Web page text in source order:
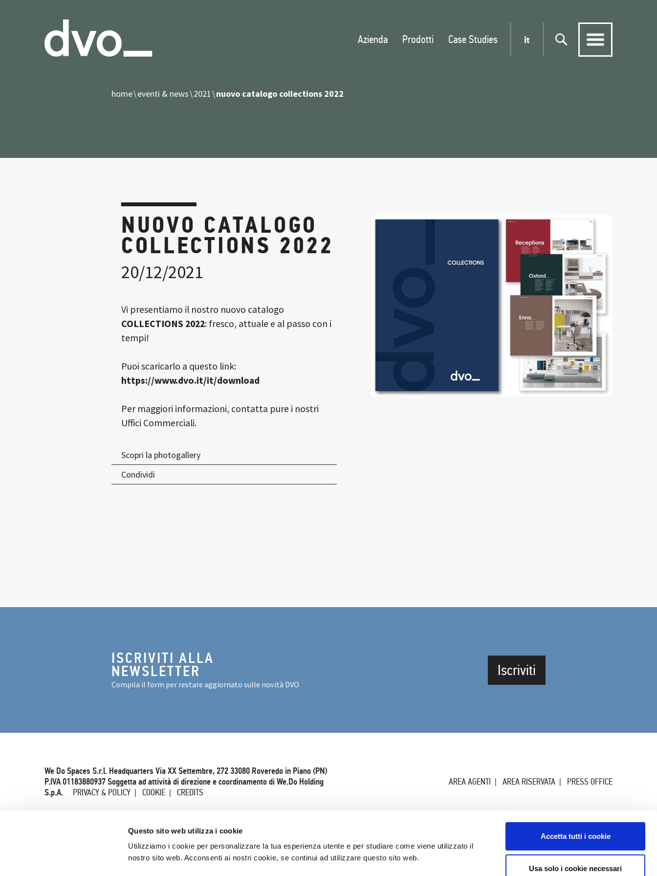
Questo sito web utilizza i cookie
Utilizziamo i cookie per personalizzare la tua esperienza utente e per studiare come viene utilizzato il
nostro sito web. Acconsenti ai nostri cookie, se continui ad utilizzare questo sito web.
Accetta tutti i cookie
Usa solo i cookie necessari
Azienda Prodotti Case Studies it
home eventi & news 2021 nuovo catalogo collections 2022
NUOVO CATALOGO
COLLECTIONS 2022
20/12/2021
Vi presentiamo il nostro nuovo catalogo
COLLECTIONS 2022: fresco, attuale e al passo con i
tempi!
Puoi scaricarlo a questo link:
https://www.dvo.it/it/download
Per maggiori informazioni, contatta pure i nostri
Uffici Commerciali.
Scopri la photogallery
Condividi
ISCRIVITI ALLA
NEWSLETTER
Compila il form per restare aggiornato sulle novità DVO
Iscriviti
We Do Spaces S.r.l. Headquarters Via XX Settembre, 272 33080 Roveredo in Piano (PN)
P.IVA 01183880937 Soggetta ad attività di direzione e coordinamento di We.Do Holding
S.p.A.
PRIVACY & POLICY COOKIE CREDITS
AREA AGENTI AREA RISERVATA PRESS OFFICE